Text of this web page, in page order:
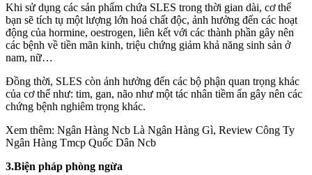
Khi sử dụng các sản phẩm chứa SLES trong thời gian dài, cơ thể
bạn sẽ tích tụ một lượng lớn hoá chất độc, ảnh hưởng đến các hoạt
động của hormine, oestrogen, liên kết với các thành phần gây nên
các bệnh về tiền mãn kinh, triệu chứng giảm khả năng sinh sản ở
nam, nữ…
Đồng thời, SLES còn ảnh hưởng đến các bộ phận quan trọng khác
của cơ thể như: tim, gan, não như một tác nhân tiềm ẩn gây nên các
chứng bệnh nghiêm trọng khác.
Xem thêm: Ngân Hàng Ncb Là Ngân Hàng Gì, Review Công Ty
Ngân Hàng Tmcp Quốc Dân Ncb
3.Biện pháp phòng ngừa